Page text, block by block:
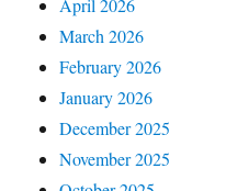
March 2026
February 2026
January 2026
December 2025
November 2025